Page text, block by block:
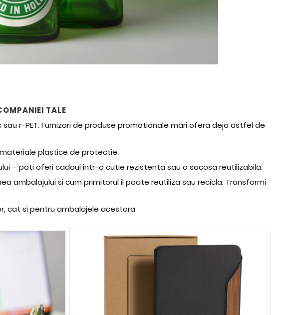
TALE
r-PET. Furnizori de produse promotionale mari ofera deja astfel de
plastice de protectie.
– poti oferi cadoul intr-o cutie rezistenta sau o sacosa reutilizabila.
ambalajului si cum primitorul il poate reutiliza sau recicla. Transformi
cat si pentru ambalajele acestora